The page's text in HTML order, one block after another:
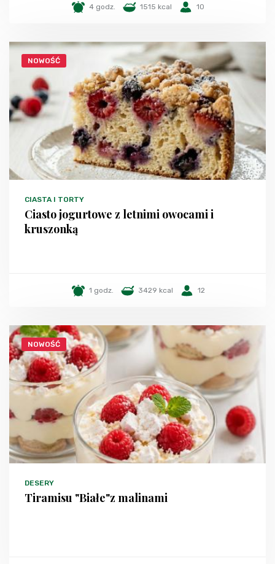
4 godz. 1515 kcal 10
NOWOŚĆ
CIASTA I TORTY
Ciasto jogurtowe z letnimi owocami i
kruszonką
1 godz. 3429 kcal 12
NOWOŚĆ
DESERY
Tiramisu "Białe"z malinami